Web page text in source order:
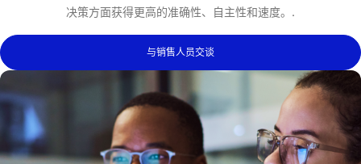
决策方面获得更高的准确性、自主性和速度。.
与销售人员交谈